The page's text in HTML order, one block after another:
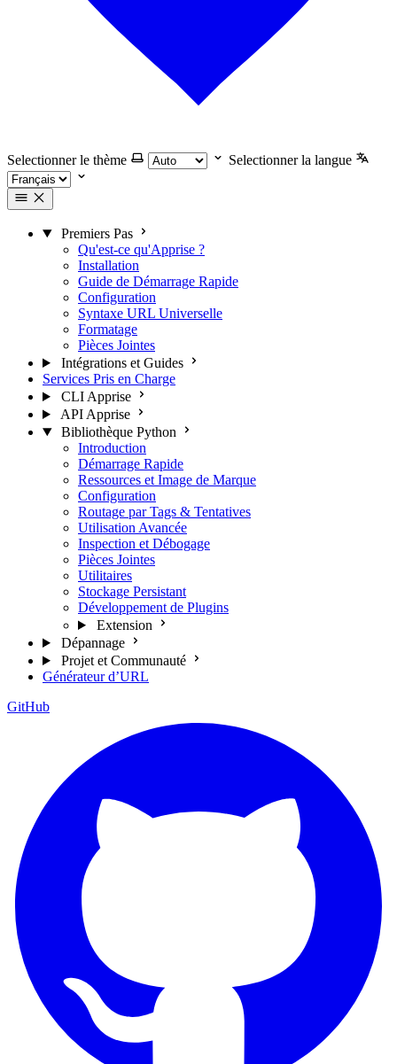
Selectionner le thème Selectionner la langue
Premiers Pas
Qu'est-ce qu'Apprise ?
Installation
Guide de Démarrage Rapide
Configuration
Syntaxe URL Universelle
Formatage
Pièces Jointes
Intégrations et Guides
Services Pris en Charge
CLI Apprise
API Apprise
Bibliothèque Python
Introduction
Démarrage Rapide
Ressources et Image de Marque
Configuration
Routage par Tags & Tentatives
Utilisation Avancée
Inspection et Débogage
Pièces Jointes
Utilitaires
Stockage Persistant
Développement de Plugins
Extension
Dépannage
Projet et Communauté
Générateur d’URL
GitHub